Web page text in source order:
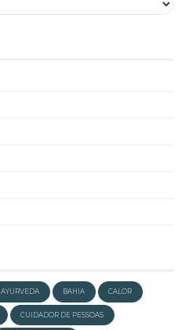
AYURVEDA BAHIA CALOR
CUIDADOR DE PESSOAS